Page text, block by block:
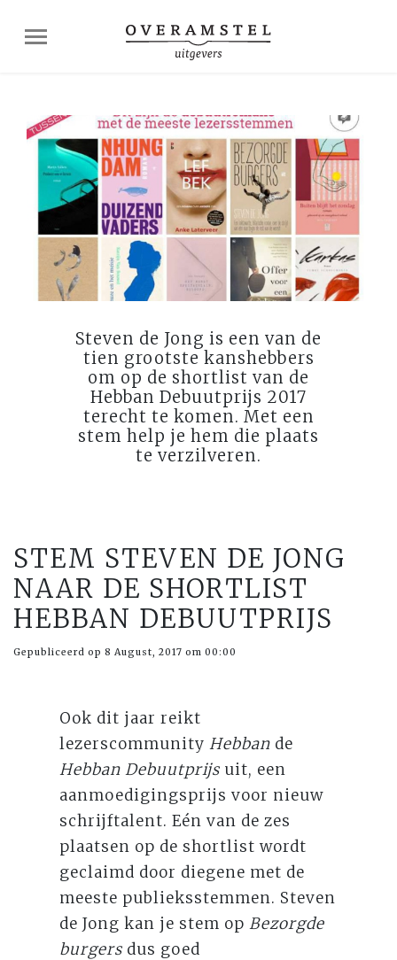
Steven de Jong is een van de
tien grootste kanshebbers
om op de shortlist van de
Hebban Debuutprijs 2017
terecht te komen. Met een
stem help je hem die plaats
te verzilveren.
STEM STEVEN DE JONG
NAAR DE SHORTLIST
HEBBAN DEBUUTPRIJS
Gepubliceerd op 8 August, 2017 om 00:00
Ook dit jaar reikt
lezerscommunityHebban de
Hebban Debuutprijs uit, een
aanmoedigingsprijs voor nieuw
schrijftalent. Eén van de zes
plaatsen op de shortlist wordt
geclaimd door diegene met de
meeste publieksstemmen. Steven
de Jong kan je stem opBezorgde
burgers dus goed